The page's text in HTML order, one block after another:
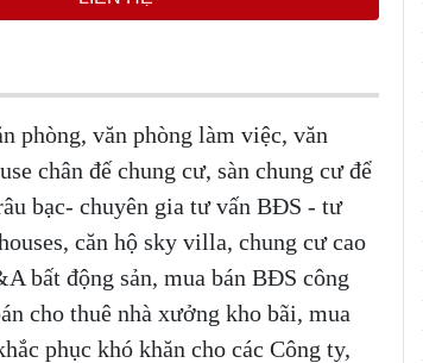
Cần thuê
phòng, văn phòng làm việc, văn
chân đế chung cư, sàn chung cư để
bạc- chuyên gia tư vấn BĐS - tư
căn hộ sky villa, chung cư cao
bất động sản, mua bán BĐS công
cho thuê nhà xưởng kho bãi, mua
phục khó khăn cho các Công ty,